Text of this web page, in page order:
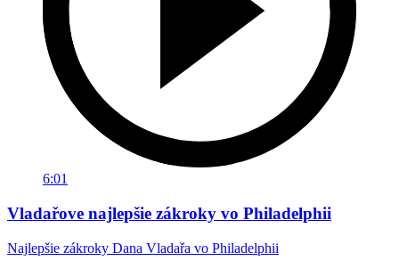
6:01
Vladařove najlepšie zákroky vo Philadelphii
Najlepšie zákroky Dana Vladařa vo Philadelphii